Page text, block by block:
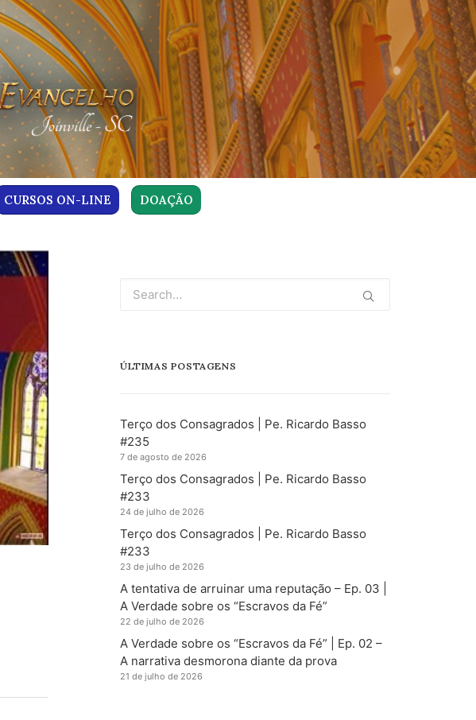
CURSOS ON-LINE DOAÇÃO
ÚLTIMAS POSTAGENS
Terço dos Consagrados | Pe. Ricardo Basso
#235
7 de agosto de 2026
Terço dos Consagrados | Pe. Ricardo Basso
#233
24 de julho de 2026
Terço dos Consagrados | Pe. Ricardo Basso
#233
23 de julho de 2026
A tentativa de arruinar uma reputação – Ep. 03 |
A Verdade sobre os “Escravos da Fé”
22 de julho de 2026
A Verdade sobre os “Escravos da Fé” | Ep. 02 –
A narrativa desmorona diante da prova
21 de julho de 2026